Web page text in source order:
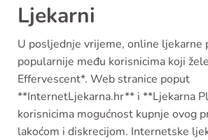
Ljekarni
U posljednje vrijeme, online ljekarne
popularnije među korisnicima koji
Effervescent*. Web stranice poput
**InternetLjekarna.hr** i **Ljekarna
korisnicima mogućnost kupnje ovog
lakoćom i diskrecijom. Internetske